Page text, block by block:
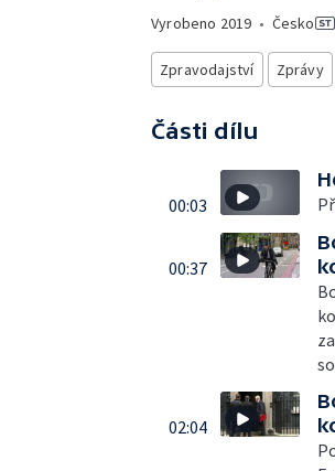
Vyrobeno 2019 • Česko
Zpravodajství Zprávy
Části dílu
00:03
00:37
02:04